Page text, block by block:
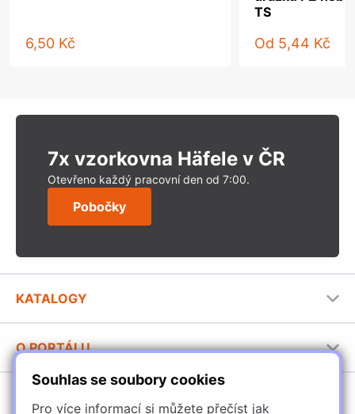
Souhlas se soubory cookies
Pro více informací si můžete přečíst jak
6,50 Kč
TS
Od 5,44 Kč
7x vzorkovna Häfele v ČR
Otevřeno každý pracovní den od 7:00.
Pobočky
KATALOGY
Stavební katalog Häfele
Brožury Häfele
O PORTÁLU
Provozovatel portálu
Jak používat portál